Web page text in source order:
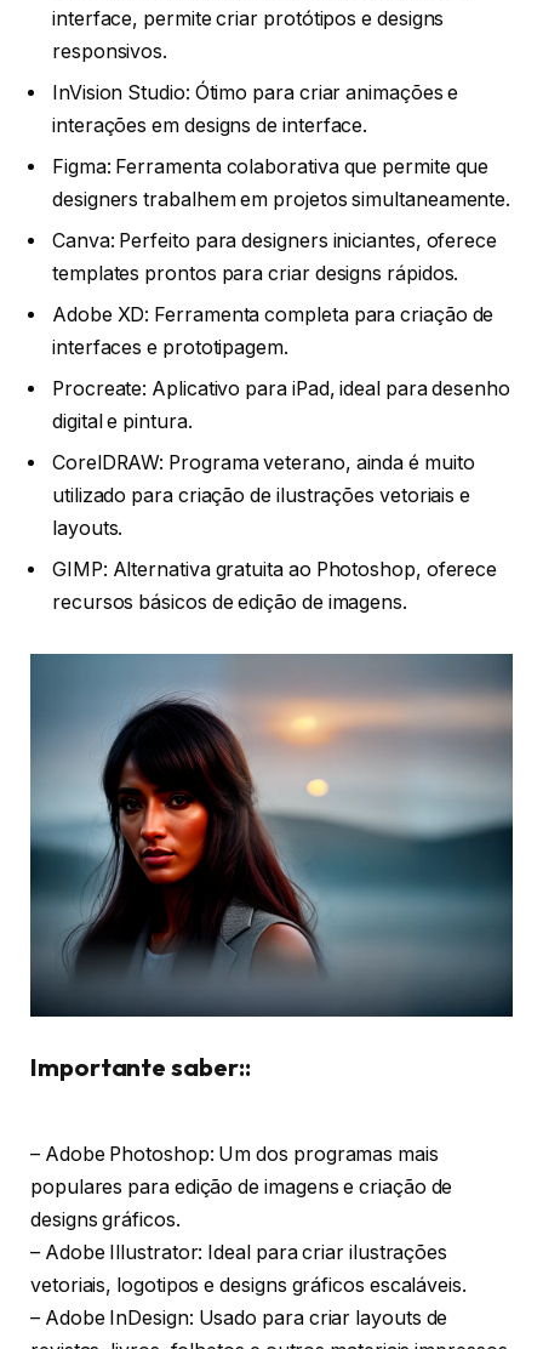
interface, permite criar protótipos e designs
responsivos.
InVision Studio: Ótimo para criar animações e
interações em designs de interface.
Figma: Ferramenta colaborativa que permite que
designers trabalhem em projetos simultaneamente.
Canva: Perfeito para designers iniciantes, oferece
templates prontos para criar designs rápidos.
Adobe XD: Ferramenta completa para criação de
interfaces e prototipagem.
Procreate: Aplicativo para iPad, ideal para desenho
digital e pintura.
CorelDRAW: Programa veterano, ainda é muito
utilizado para criação de ilustrações vetoriais e
layouts.
GIMP: Alternativa gratuita ao Photoshop, oferece
recursos básicos de edição de imagens.
Importante saber::
– Adobe Photoshop: Um dos programas mais
populares para edição de imagens e criação de
designs gráficos.
– Adobe Illustrator: Ideal para criar ilustrações
vetoriais, logotipos e designs gráficos escaláveis.
– Adobe InDesign: Usado para criar layouts de